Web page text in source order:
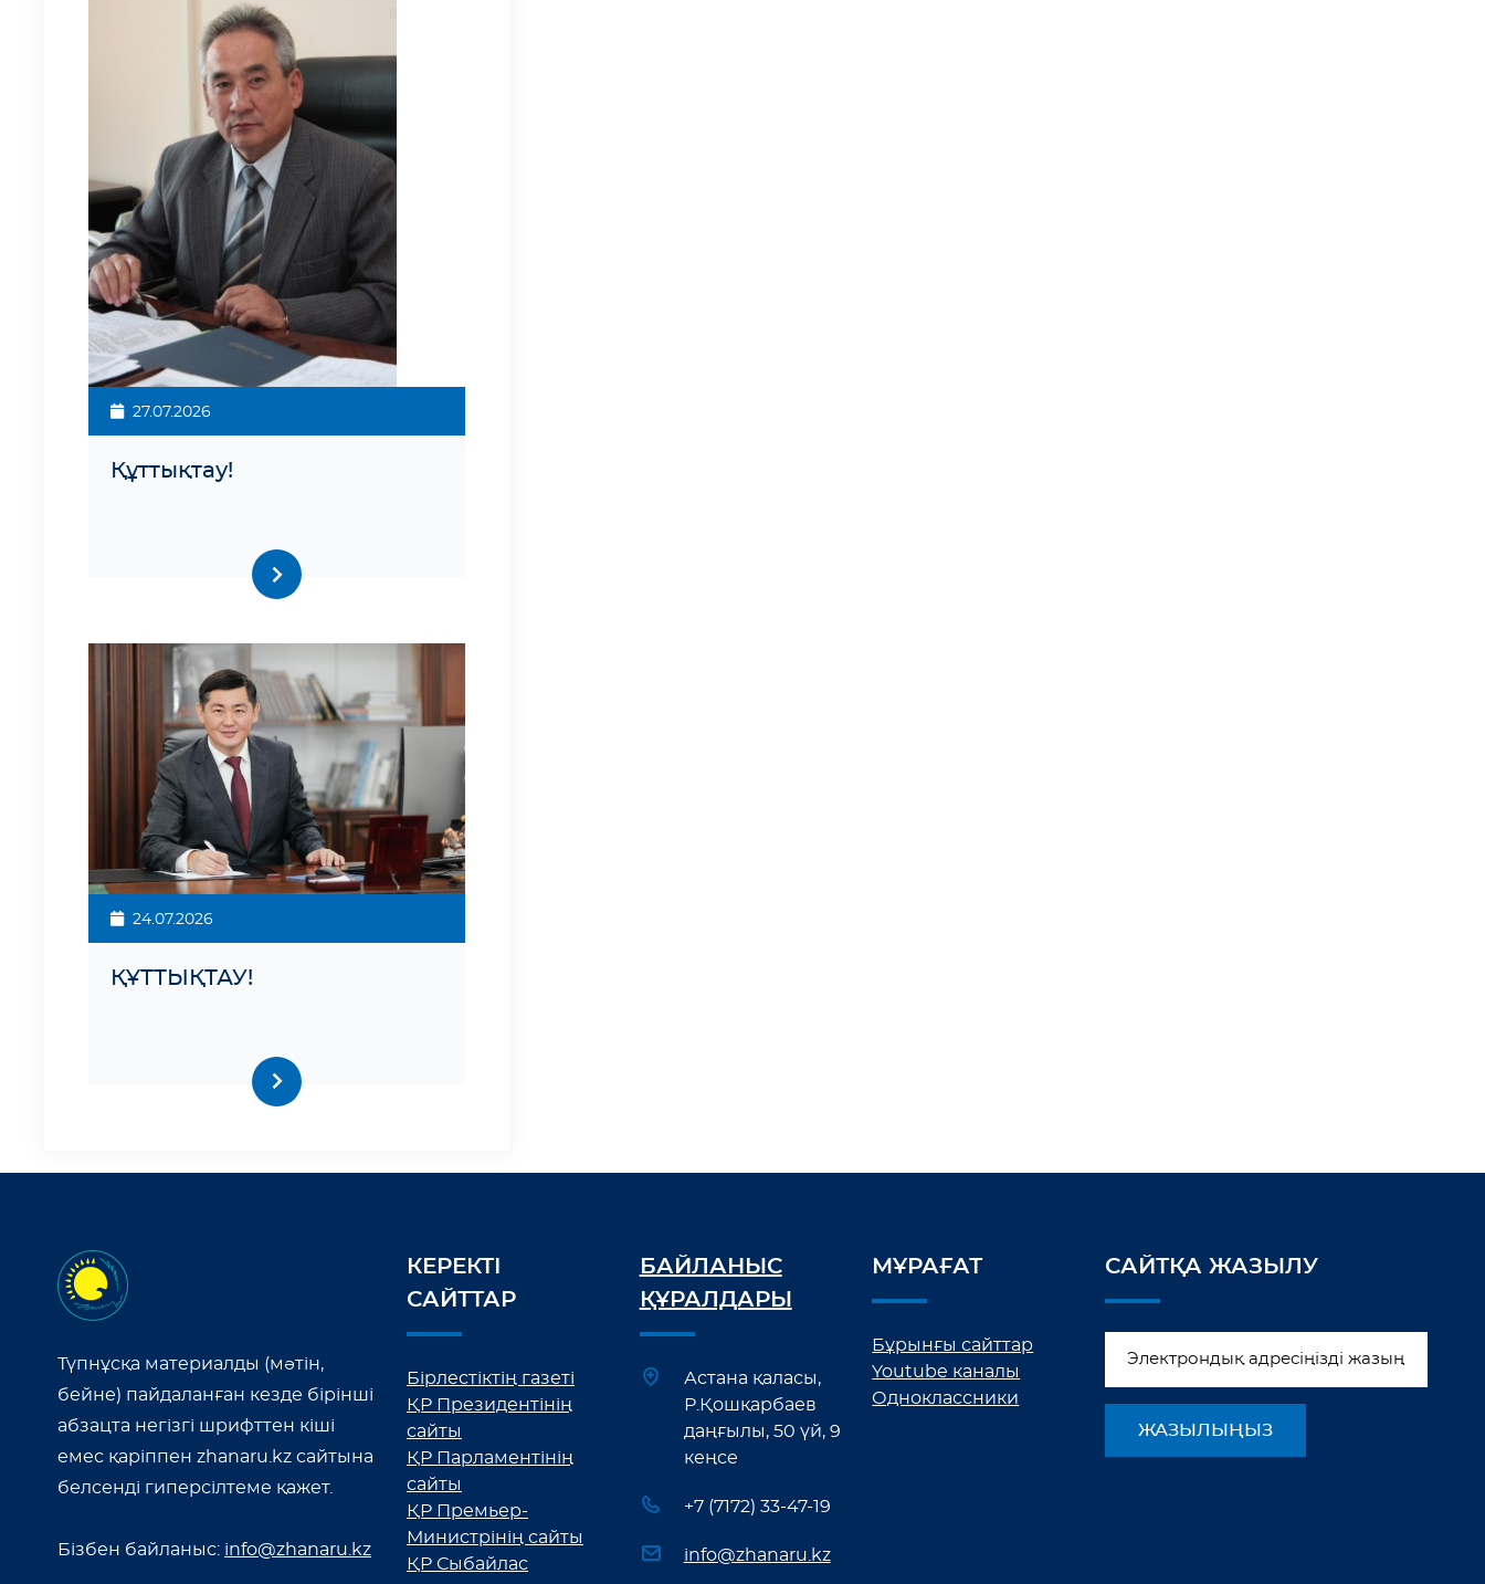
27.07.2026
Құттықтау!
24.07.2026
ҚҰТТЫҚТАУ!
Түпнұсқа материалды (мәтін,
бейне) пайдаланған кезде бірінші
абзацта негізгі шрифттен кіші
емес қаріппен zhanaru.kz сайтына
белсенді гиперсілтеме қажет.
Бізбен байланыс: info@zhanaru.kz
КЕРЕКТІ
САЙТТАР
Бірлестіктің газеті
ҚР Президентінің
сайты
ҚР Парламентінің
сайты
ҚР Премьер-
Министрінің сайты
ҚР Сыбайлас
БАЙЛАНЫС
ҚҰРАЛДАРЫ
Астана қаласы,
Р.Қошқарбаев
даңғылы, 50 үй, 9
кеңсе
+7 (7172) 33-47-19
info@zhanaru.kz
МҰРАҒАТ
Бұрынғы сайттар
Youtube каналы
Одноклассники
САЙТҚА ЖАЗЫЛУ